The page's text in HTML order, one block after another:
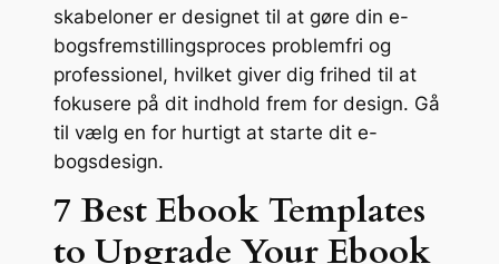
skabeloner er designet til at gøre din e-
bogsfremstillingsproces problemfri og
professionel, hvilket giver dig frihed til at
fokusere på dit indhold frem for design. Gå
til vælg en for hurtigt at starte dit e-
bogsdesign.
7 Best Ebook Templates
to Upgrade Your Ebook